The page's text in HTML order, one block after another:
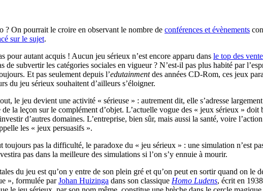
On pourrait le croire en observant le nombre de conférences et évènements
sur le sujet.
pour autant acquis ! Aucun jeu sérieux n’est encore apparu dans le top des
de subvertir les catégories sociales en vigueur ? N’est-il pas plus habité par
Et pas seulement depuis l’edutainmentdes années CD-Rom, ces jeux
du jeu sérieux souhaitent d’ailleurs s’éloigner.
le jeu devient une activité « sérieuse » : autrement dit, elle s’adresse
la leçon sur le complément d’objet. L’actuelle vogue des « jeux sérieux »
d’autres domaines. L’entreprise, bien sûr, mais aussi la santé, voire
les « jeux persuasifs ».
toujours pas la difficulté, le paradoxe du « jeu sérieux » : une simulation n’est
pas dans la meilleure des simulations si l’on s’y ennuie à mourir.
du jeu est qu’on y entre de son plein gré et qu’on peut en sortir quand on
», formulée parJohan Huizinga dans son classique Homo Ludens, écrit en